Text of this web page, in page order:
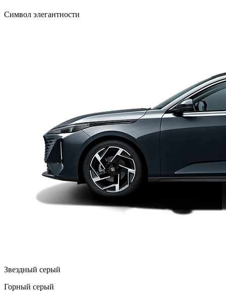
Символ элегантности
Звездный серый
Горный серый